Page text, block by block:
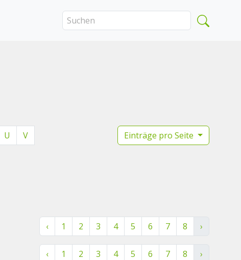
U
V
Einträge pro Seite
‹ 1 2 3 4 5 6 7 8 ›
‹ 1 2 3 4 5 6 7 8 ›